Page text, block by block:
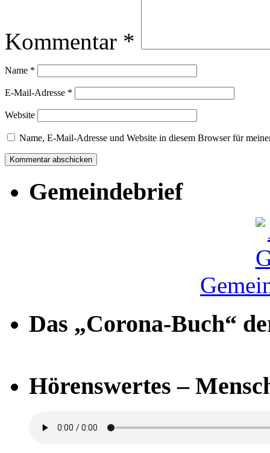
Kommentar *
Name *
E-Mail-Adresse *
Website
Name, E-Mail-Adresse und Website in diesem Browser für
Gemeindebrief
Das „Corona-Buch“
Hörenswertes –